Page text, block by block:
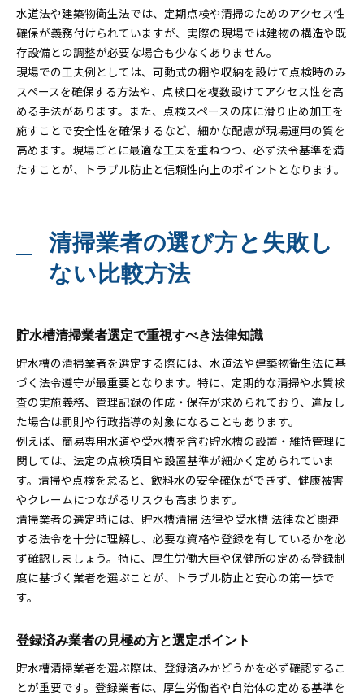
水道法や建築物衛生法では、定期点検や清掃のためのアクセス性
確保が義務付けられていますが、実際の現場では建物の構造や既
存設備との調整が必要な場合も少なくありません。
現場での工夫例としては、可動式の棚や収納を設けて点検時のみ
スペースを確保する方法や、点検口を複数設けてアクセス性を高
める手法があります。また、点検スペースの床に滑り止め加工を
施すことで安全性を確保するなど、細かな配慮が現場運用の質を
高めます。現場ごとに最適な工夫を重ねつつ、必ず法令基準を満
たすことが、トラブル防止と信頼性向上のポイントとなります。
清掃業者の選び方と失敗し
ない比較方法
貯水槽清掃業者選定で重視すべき法律知識
貯水槽の清掃業者を選定する際には、水道法や建築物衛生法に基
づく法令遵守が最重要となります。特に、定期的な清掃や水質検
査の実施義務、管理記録の作成・保存が求められており、違反し
た場合は罰則や行政指導の対象になることもあります。
例えば、簡易専用水道や受水槽を含む貯水槽の設置・維持管理に
関しては、法定の点検項目や設置基準が細かく定められていま
す。清掃や点検を怠ると、飲料水の安全確保ができず、健康被害
やクレームにつながるリスクも高まります。
清掃業者の選定時には、貯水槽清掃 法律や受水槽 法律など関連
する法令を十分に理解し、必要な資格や登録を有しているかを必
ず確認しましょう。特に、厚生労働大臣や保健所の定める登録制
度に基づく業者を選ぶことが、トラブル防止と安心の第一歩で
す。
登録済み業者の見極め方と選定ポイント
貯水槽清掃業者を選ぶ際は、登録済みかどうかを必ず確認するこ
とが重要です。登録業者は、厚生労働省や自治体の定める基準を